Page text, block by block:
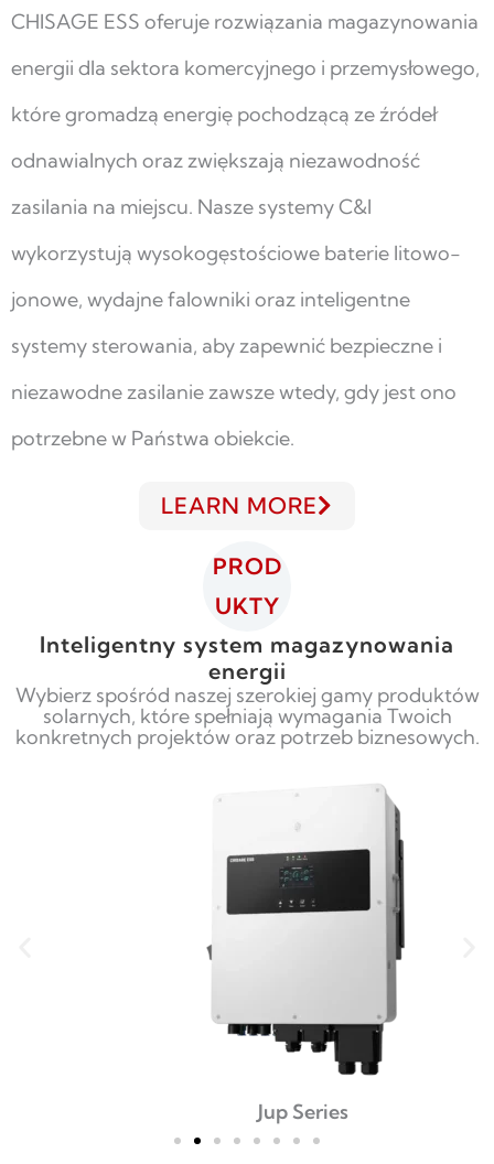
CHISAGE ESS oferuje rozwiązania magazynowania
energii dla sektora komercyjnego i przemysłowego,
które gromadzą energię pochodzącą ze źródeł
odnawialnych oraz zwiększają niezawodność
zasilania na miejscu. Nasze systemy C&I
wykorzystują wysokogęstościowe baterie litowo-
jonowe, wydajne falowniki oraz inteligentne
systemy sterowania, aby zapewnić bezpieczne i
niezawodne zasilanie zawsze wtedy, gdy jest ono
potrzebne w Państwa obiekcie.
LEARN MORE
PROD
UKTY
Inteligentny system magazynowania
energii
Wybierz spośród naszej szerokiej gamy produktów
solarnych, które spełniają wymagania Twoich
konkretnych projektów oraz potrzeb biznesowych.
Jup Series